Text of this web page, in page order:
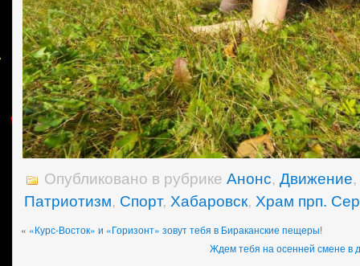
Опубликовано в рубрике Анонс, Движение,
Патриотизм, Спорт, Хабаровск, Храм прп.
« «Курс-Восток» и «Горизонт» зовут тебя в Бираканские пещеры!
Ждем тебя на осенней смене в